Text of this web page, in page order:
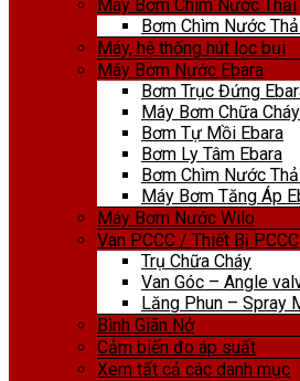
Máy Bơm Chìm Nước Thải
Bơm Chìm Nước
Máy, hệ thống hút lọc bụi
Máy Bơm Nước Ebara
Bơm Trục Đứng
Máy Bơm Chữa
Bơm Tự Mồi Ebara
Bơm Ly Tâm Ebara
Bơm Chìm Nước
Máy Bơm Tăng Áp
Máy Bơm Nước Wilo
Van PCCC / Thiết Bị PCCC
Trụ Chữa Cháy
Van Góc – Angle
Lăng Phun – Spray
Bình Giãn Nở
Cảm biến đo áp suất
Xem tất cả các danh mục